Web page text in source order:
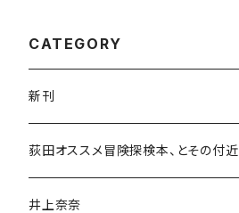
CATEGORY
新刊
和書
文学・小説・物語
荻田オススメ冒険探検本、とその付近
井上奈奈